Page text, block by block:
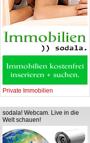
Private Immobilien
sodala! Webcam. Live in die
Welt schauen!